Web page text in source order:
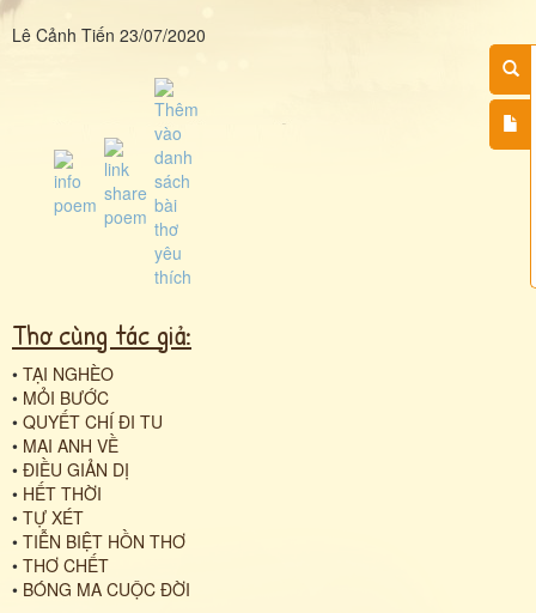
Lê Cảnh Tiến 23/07/2020
Thơ cùng tác giả:
• TẠI NGHÈO
• MỎI BƯỚC
• QUYẾT CHÍ ĐI TU
• MAI ANH VỀ
• ĐIỀU GIẢN DỊ
• HẾT THỜI
• TỰ XÉT
• TIỄN BIỆT HỒN THƠ
• THƠ CHẾT
• BÓNG MA CUỘC ĐỜI